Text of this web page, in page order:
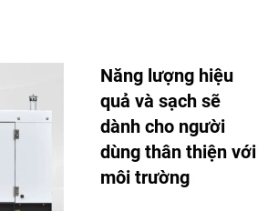
Năng lượng hiệu
quả và sạch sẽ
dành cho người
dùng thân thiện với
môi trường